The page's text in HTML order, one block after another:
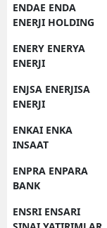
ENDAE ENDA
ENERJI HOLDING
ENERY ENERYA
ENERJI
ENJSA ENERJISA
ENERJI
ENKAI ENKA
INSAAT
ENPRA ENPARA
BANK
ENSRI ENSARI